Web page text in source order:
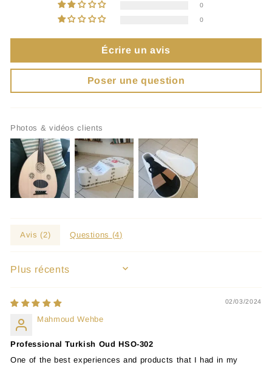
0
0
Écrire un avis
Poser une question
Photos & vidéos clients
Avis (2) Questions (4)
SORT BY
02/03/2024
Mahmoud Wehbe
Professional Turkish Oud HSO-302
One of the best experiences and products that I had in my